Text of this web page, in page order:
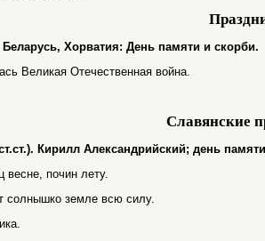
Хорватия: День памяти и скорби.
Великая Отечественная война.
Славянские
Кирилл Александрийский; день
весне, почин лету.
солнышко земле всю силу.